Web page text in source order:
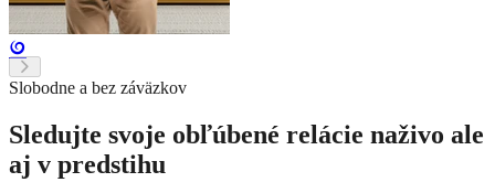
Slobodne a bez záväzkov
Sledujte svoje obľúbené relácie naživo ale
aj v predstihu